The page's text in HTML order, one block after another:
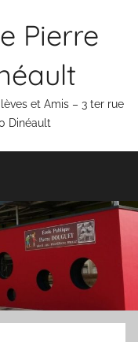
Pierre
et Amis – 3 ter rue
Dinéault